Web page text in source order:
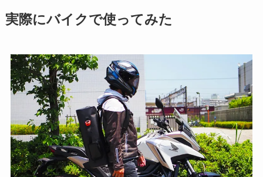
実際にバイクで使ってみた